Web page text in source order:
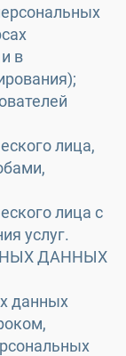
и в
лица,
лица с
услуг.
ДАННЫХ
данных